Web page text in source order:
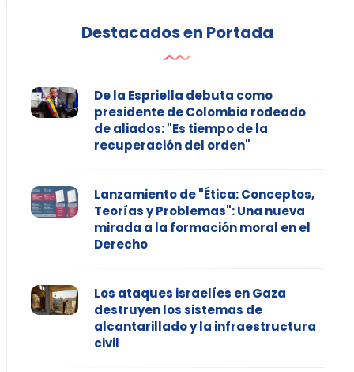
Destacados en Portada
De la Espriella debuta como
presidente de Colombia rodeado
de aliados: "Es tiempo de la
recuperación del orden"
Lanzamiento de "Ética: Conceptos,
Teorías y Problemas": Una nueva
mirada a la formación moral en el
Derecho
Los ataques israelíes en Gaza
destruyen los sistemas de
alcantarillado y la infraestructura
civil